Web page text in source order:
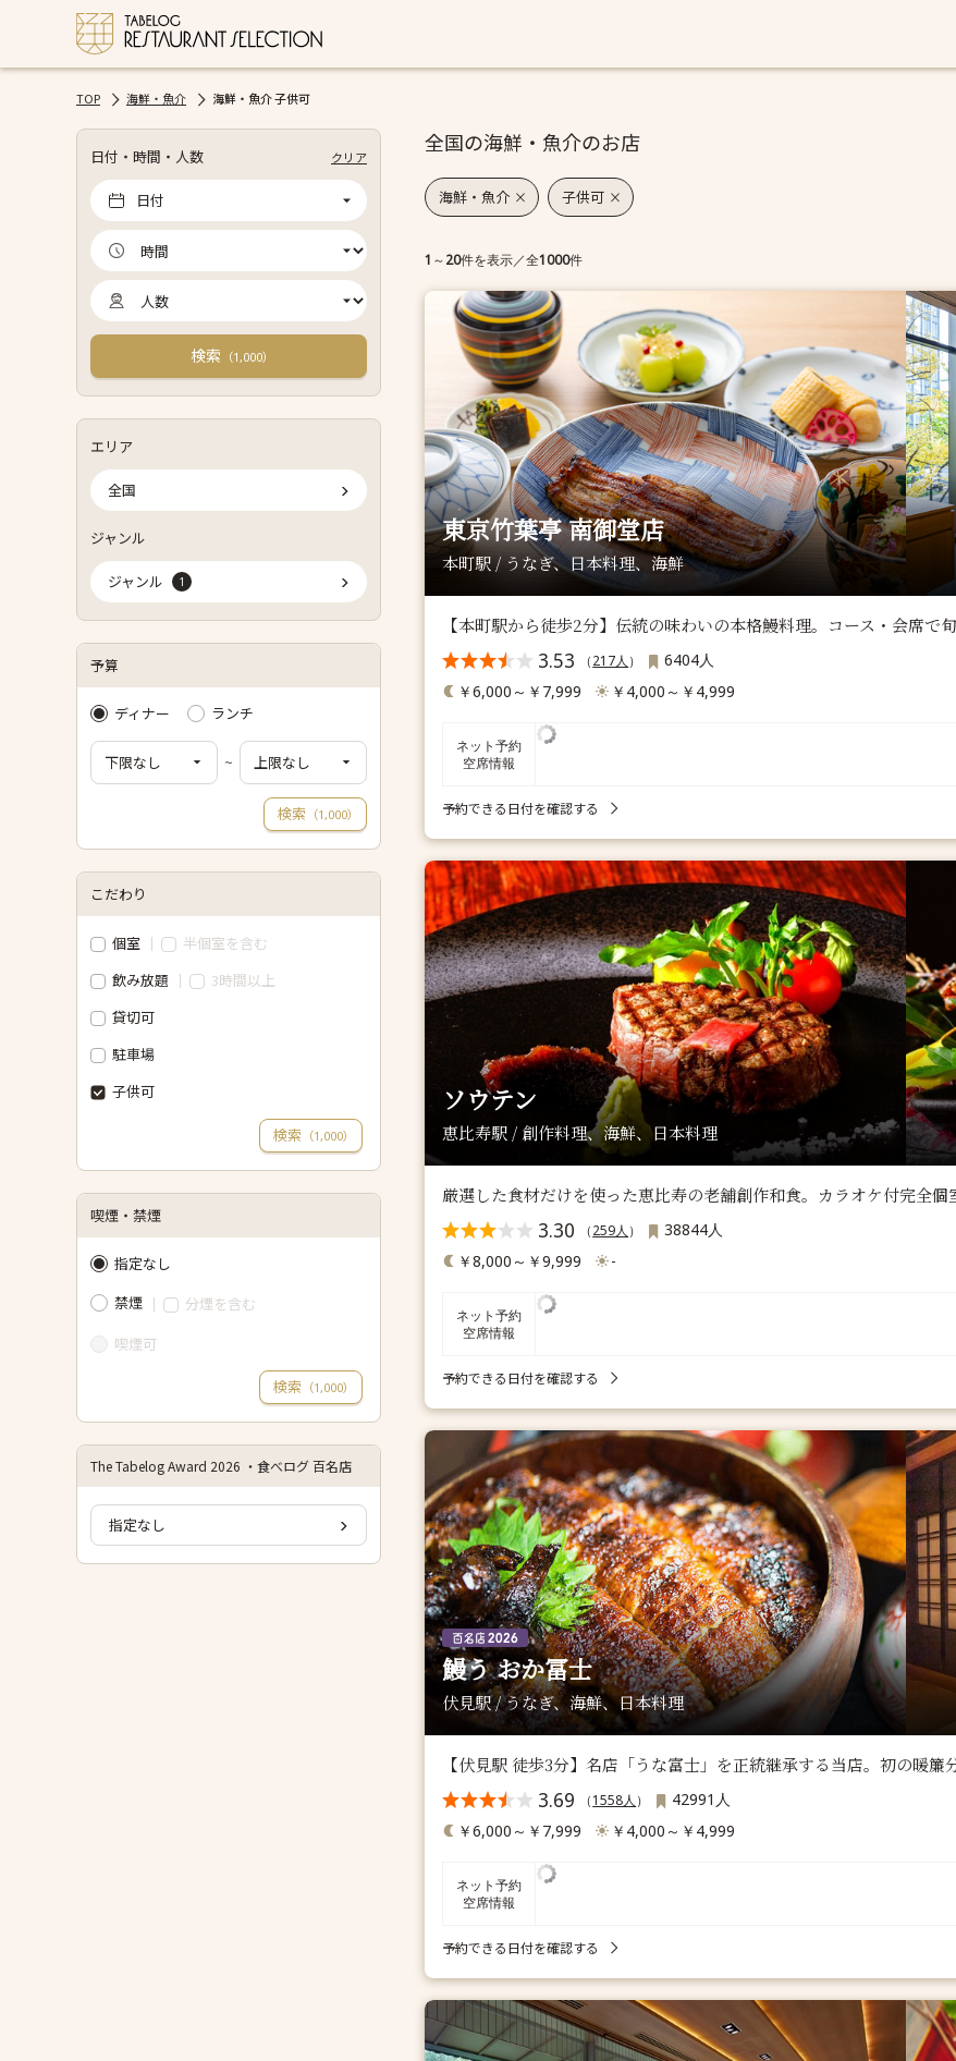
TOP 海鮮・魚介 海鮮・魚介 子供可
日付・時間・人数 クリア
日付
検索 （1,000）
エリア
全国
ジャンル
ジャンル 1
予算
ディナー ランチ
~
検索 （1,000）
こだわり
個室
半個室を含む
飲み放題
3時間以上
貸切可
駐車場
子供可
検索 （1,000）
喫煙・禁煙
指定なし
禁煙
分煙を含む
喫煙可
検索 （1,000）
The Tabelog Award 2026 ・食べログ 百名店
指定なし
全国の海鮮・魚介のお店
海鮮・魚介 子供可
1 ～20件を表示／全1000件
東京竹葉亭 南御堂店
本町駅 / うなぎ、日本料理、海鮮
【本町駅から徒歩2分】伝統の味わいの本格鰻料理。コース・会席で
3.53 （217人 ）
6404人
￥6,000～￥7,999
￥4,000～￥4,999
ネット予約
空席情報
予約できる日付を確認する
ソウテン
恵比寿駅 / 創作料理、海鮮、日本料理
厳選した食材だけを使った恵比寿の老舗創作和食。カラオケ付完全
3.30 （259人 ）
38844人
￥8,000～￥9,999
-
ネット予約
空席情報
予約できる日付を確認する
鰻う おか冨士
伏見駅 / うなぎ、海鮮、日本料理
【伏見駅 徒歩3分】名店「うな富士」を正統継承する当店。初の暖簾
3.69 （1558人 ）
42991人
￥6,000～￥7,999
￥4,000～￥4,999
ネット予約
空席情報
予約できる日付を確認する